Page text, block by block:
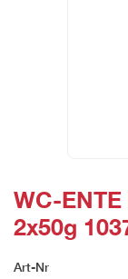
WC-
2x50g
Art-Nr